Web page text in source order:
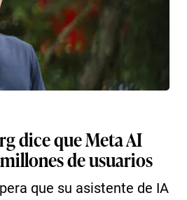
dice que Meta AI
de usuarios
que su asistente de IA